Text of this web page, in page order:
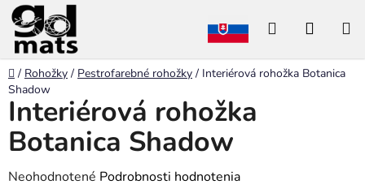
Prejsť
na
obsah
Hľadať
Domov
/ Rohožky / Pestrofarebné rohožky / Interiérová rohožka Botanica
Shadow
Interiérová rohožka
Botanica Shadow
Priemerné
Neohodnotené Podrobnosti hodnotenia